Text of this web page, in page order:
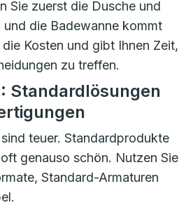
Sie zuerst die Dusche und
die Badewanne kommt
Kosten und gibt Ihnen Zeit,
zu treffen.
Standardlösungen
teuer. Standardprodukte
genauso schön. Nutzen Sie
Standard-Armaturen